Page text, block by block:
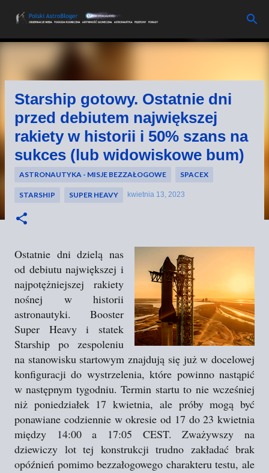
Przejdź do głównej zawartości
Starship gotowy. Ostatnie dni
przed debiutem największej
rakiety w historii i 50% szans na
sukces (lub widowiskowe bum)
ASTRONAUTYKA - MISJE BEZZAŁOGOWE SPACEX
STARSHIP SUPER HEAVY kwietnia 13, 2023
Ostatnie dni dzielą nas
od debiutu największej i
najpotężniejszej rakiety
nośnej w historii
astronautyki. Booster
Super Heavy i statek
Starship po zespoleniu
na stanowisku startowym znajdują się już w docelowej
konfiguracji do wystrzelenia, które powinno nastąpić
w następnym tygodniu. Termin startu to nie wcześniej
niż poniedziałek 17 kwietnia, ale próby mogą być
ponawiane codziennie w okresie od 17 do 23 kwietnia
między 14:00 a 17:05 CEST. Zważywszy na
dziewiczy lot tej konstrukcji trudno zakładać brak
opóźnień pomimo bezzałogowego charakteru testu, ale